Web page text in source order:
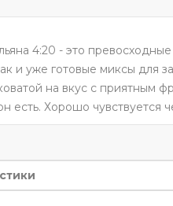
4:20 - это
и уже готовые миксы для
на вкус с приятным
есть. Хорошо